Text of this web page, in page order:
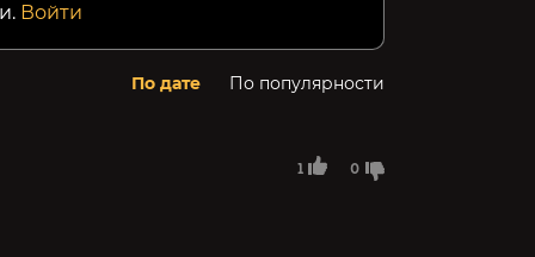
Войти
По дате По популярности
1 0